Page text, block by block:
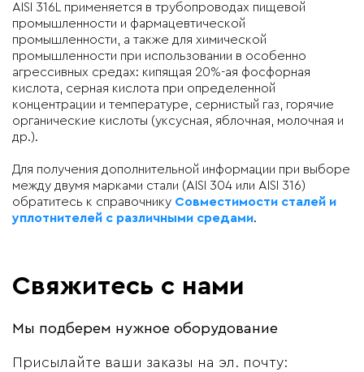
AISI 316L применяется в трубопроводах пищевой
промышленности и фармацевтической
промышленности, а также для химической
промышленности при использовании в особенно
агрессивных средах: кипящая 20%-ая фосфорная
кислота, серная кислота при определенной
концентрации и температуре, сернистый газ, горячие
органические кислоты (уксусная, яблочная, молочная и
др.).
Для получения дополнительной информации при выборе
между двумя марками стали (AISI 304 или AISI 316)
обратитесь к справочнику Совместимости сталей и
уплотнителей с различными средами.
Свяжитесь с нами
Мы подберем нужное оборудование
Присылайте ваши заказы на эл. почту: